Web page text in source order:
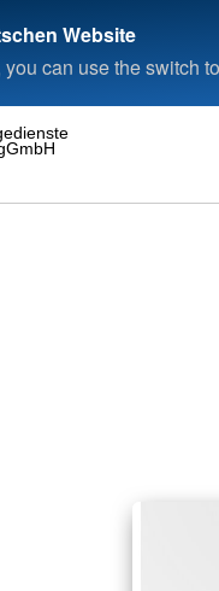
Website
can use the switch